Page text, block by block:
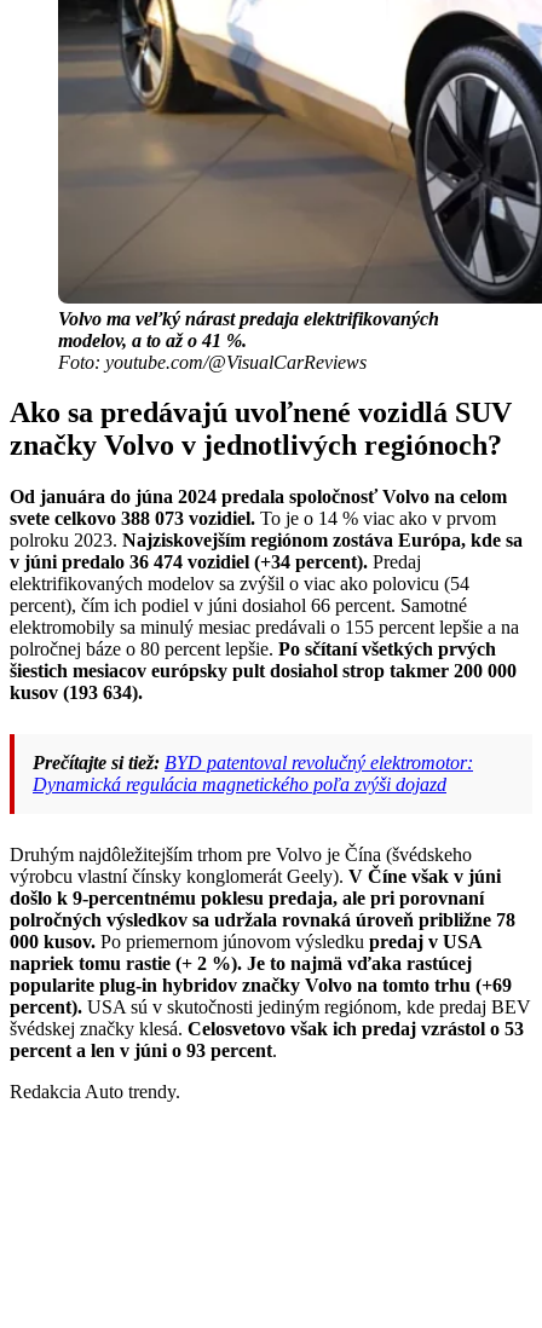
Volvo ma veľký nárast predaja elektrifikovaných
modelov, a to až o 41 %.
Foto: youtube.com/@VisualCarReviews
Ako sa predávajú uvoľnené vozidlá SUV
značky Volvo v jednotlivých regiónoch?
Od januára do júna 2024 predala spoločnosť Volvo na celom
svete celkovo 388 073 vozidiel. To je o 14 % viac ako v prvom
polroku 2023. Najziskovejším regiónom zostáva Európa, kde sa
v júni predalo 36 474 vozidiel (+34 percent). Predaj
elektrifikovaných modelov sa zvýšil o viac ako polovicu (54
percent), čím ich podiel v júni dosiahol 66 percent. Samotné
elektromobily sa minulý mesiac predávali o 155 percent lepšie a na
polročnej báze o 80 percent lepšie. Po sčítaní všetkých prvých
šiestich mesiacov európsky pult dosiahol strop takmer 200 000
kusov (193 634).
Prečítajte si tiež: BYD patentoval revolučný elektromotor:
Dynamická regulácia magnetického poľa zvýši dojazd
Druhým najdôležitejším trhom pre Volvo je Čína (švédskeho
výrobcu vlastní čínsky konglomerát Geely). V Číne však v júni
došlo k 9-percentnému poklesu predaja, ale pri porovnaní
polročných výsledkov sa udržala rovnaká úroveň približne 78
000 kusov. Po priemernom júnovom výsledku predaj v USA
napriek tomu rastie (+ 2 %). Je to najmä vďaka rastúcej
popularite plug-in hybridov značky Volvo na tomto trhu (+69
percent). USA sú v skutočnosti jediným regiónom, kde predaj BEV
švédskej značky klesá. Celosvetovo však ich predaj vzrástol o 53
percent a len v júni o 93 percent.
Redakcia Auto trendy.